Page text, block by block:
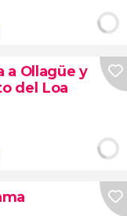
a Ollagüe y
del Loa